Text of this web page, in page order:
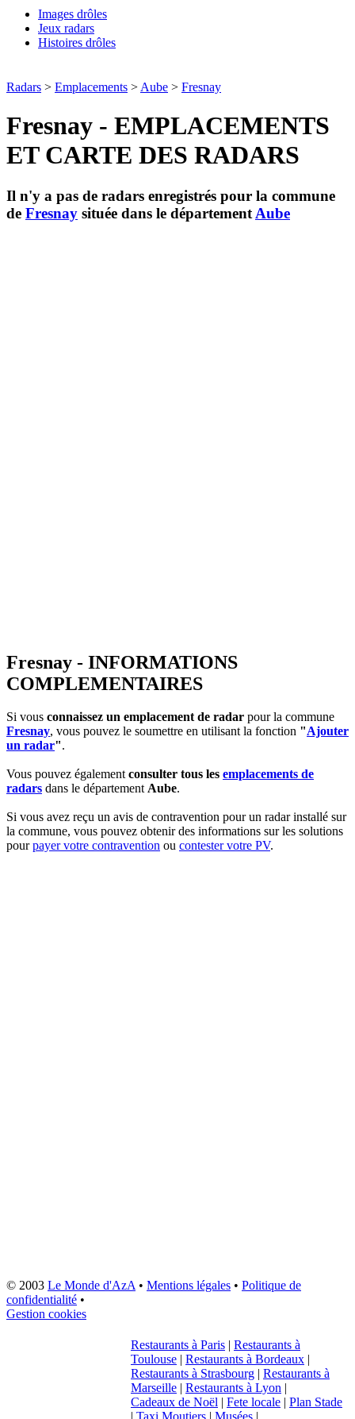
Images drôles
Jeux radars
Histoires drôles
Radars > Emplacements > Aube > Fresnay
Fresnay - EMPLACEMENTS
ET CARTE DES RADARS
Il n'y a pas de radars enregistrés pour la commune
de Fresnay située dans le département Aube
Fresnay - INFORMATIONS
COMPLEMENTAIRES
Si vous connaissez un emplacement de radar pour la commune
Fresnay, vous pouvez le soumettre en utilisant la fonction "Ajouter
un radar".
Vous pouvez égalementconsulter tous les emplacements de
radars dans le départementAube.
Si vous avez reçu un avis de contravention pour un radar installé sur
la commune, vous pouvez obtenir des informations sur les solutions
pourpayer votre contravention ou contester votre PV.
© 2003 Le Monde d'AzA• Mentions légales • Politique de
confidentialité •
Gestion cookies
Restaurants à Paris | Restaurants à
Toulouse | Restaurants à Bordeaux |
Restaurants à Strasbourg | Restaurants à
Marseille | Restaurants à Lyon |
Cadeaux de Noël | Fete locale | Plan Stade